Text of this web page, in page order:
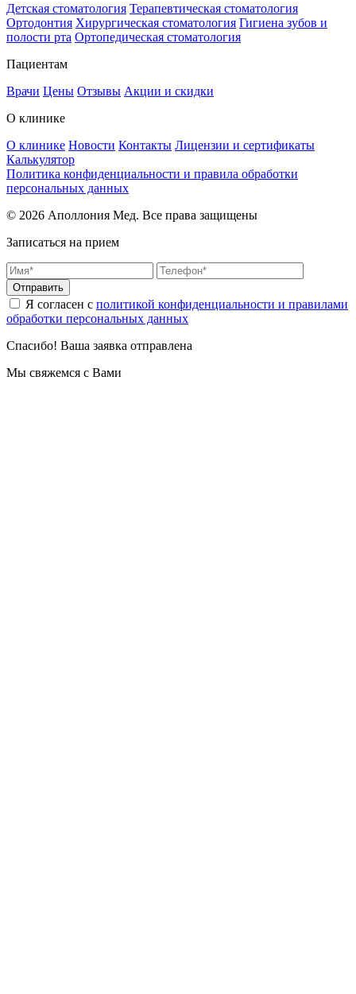
Детская стоматология Терапевтическая стоматология
Ортодонтия Хирургическая стоматология Гигиена зубов и
полости рта Ортопедическая стоматология
Пациентам
Врачи Цены Отзывы Акции и скидки
О клинике
О клинике Новости Контакты Лицензии и сертификаты
Калькулятор
Политика конфиденциальности и правила обработки
персональных данных
© 2026 Аполлония Мед. Все права защищены
Записаться на прием
Отправить
Я согласен с политикой конфиденциальности и правилами
обработки персональных данных
Спасибо! Ваша заявка отправлена
Мы свяжемся с Вами